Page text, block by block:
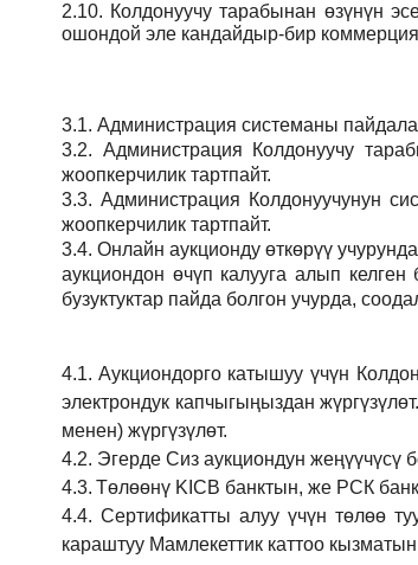
2.10. Колдонуучу тарабынан өзүнүн
ошондой эле кандайдыр-бир
3.1. Администрация системаны
3.2. Администрация
Колдонуучу
жоопкерчилик тартпайт.
3.3.Администрация Колдонуучунун
жоопкерчилик тартпайт.
3.4.Онлайн аукционду өткөрүү
аукциондон өчүп калууга алып
бузуктуктар пайда болгон учурда,
4.1. Аукциондорго катышуу үчүн
электрондук капчыгыңыздан
менен) жүргүзүлөт.
4.2. Эгерде Сиз аукциондун жеңүүчүсү
4.3. Төлөөнү KICB банктын, же РСК
4.4. Сертификатты алуу үчүн төлөө
караштуу Мамлекеттик каттоо